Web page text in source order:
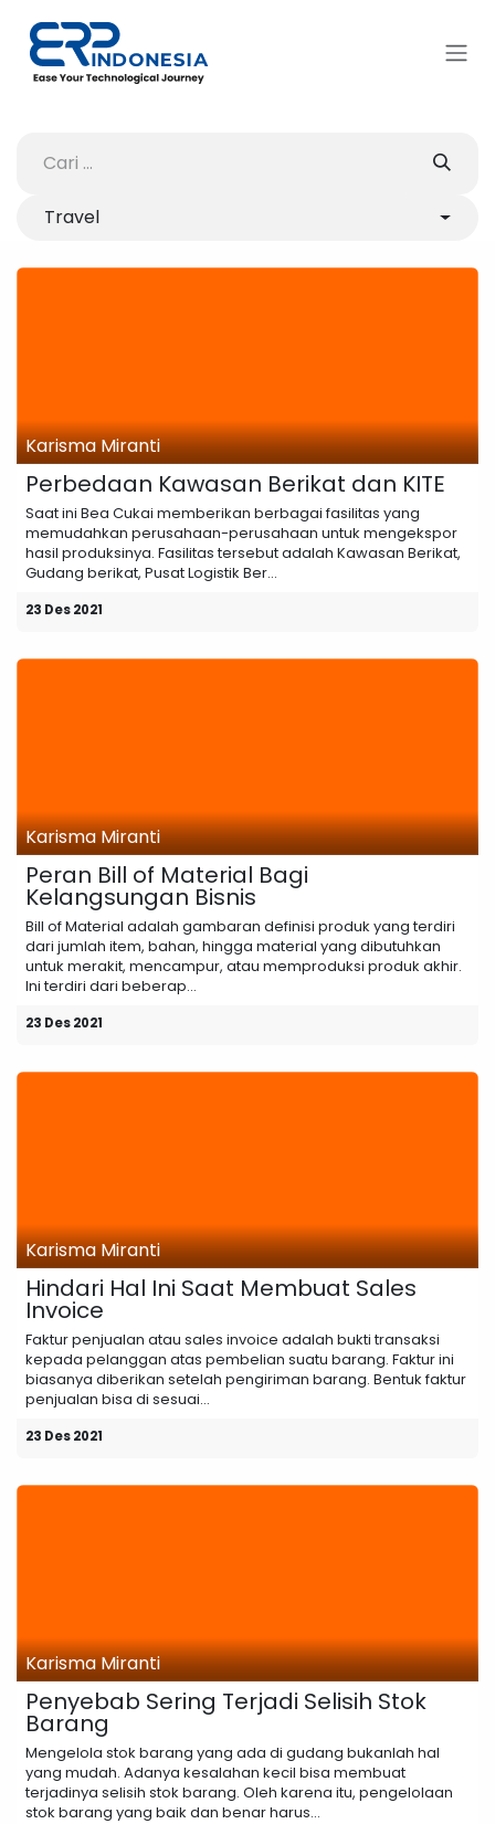
Travel
Karisma Miranti
Perbedaan Kawasan Berikat dan KITE
Saat ini Bea Cukai memberikan berbagai fasilitas yang
memudahkan perusahaan-perusahaan untuk mengekspor
hasil produksinya. Fasilitas tersebut adalah Kawasan Berikat,
Gudang berikat, Pusat Logistik Ber...
23 Des 2021
Karisma Miranti
Peran Bill of Material Bagi
Kelangsungan Bisnis
Bill of Material adalah gambaran definisi produk yang terdiri
dari jumlah item, bahan, hingga material yang dibutuhkan
untuk merakit, mencampur, atau memproduksi produk akhir.
Ini terdiri dari beberap...
23 Des 2021
Karisma Miranti
Hindari Hal Ini Saat Membuat Sales
Invoice
Faktur penjualan atau sales invoice adalah bukti transaksi
kepada pelanggan atas pembelian suatu barang. Faktur ini
biasanya diberikan setelah pengiriman barang. Bentuk faktur
penjualan bisa di sesuai...
23 Des 2021
Karisma Miranti
Penyebab Sering Terjadi Selisih Stok
Barang
Mengelola stok barang yang ada di gudang bukanlah hal
yang mudah. Adanya kesalahan kecil bisa membuat
terjadinya selisih stok barang. Oleh karena itu, pengelolaan
stok barang yang baik dan benar harus...